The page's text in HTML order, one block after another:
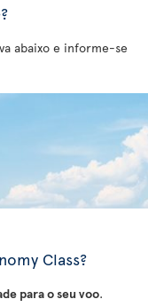
abaixo e informe-se
Class?
para o seu voo.